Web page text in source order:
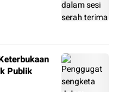
Publik